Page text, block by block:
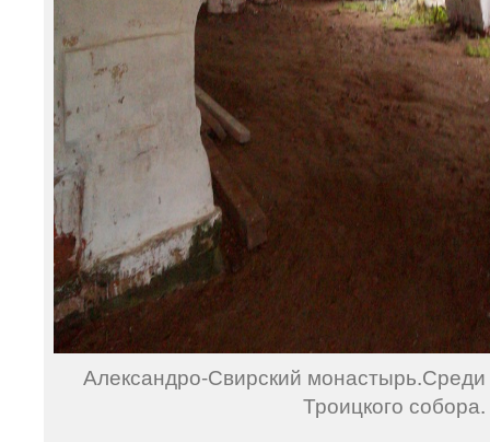
Александро-Свирский монастырь.Среди
Троицкого собора.